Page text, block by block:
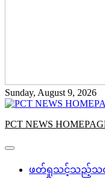
Sunday, August 9, 2026
PCT NEWS
ဖတ်ရှုသင့်သည့်သတ